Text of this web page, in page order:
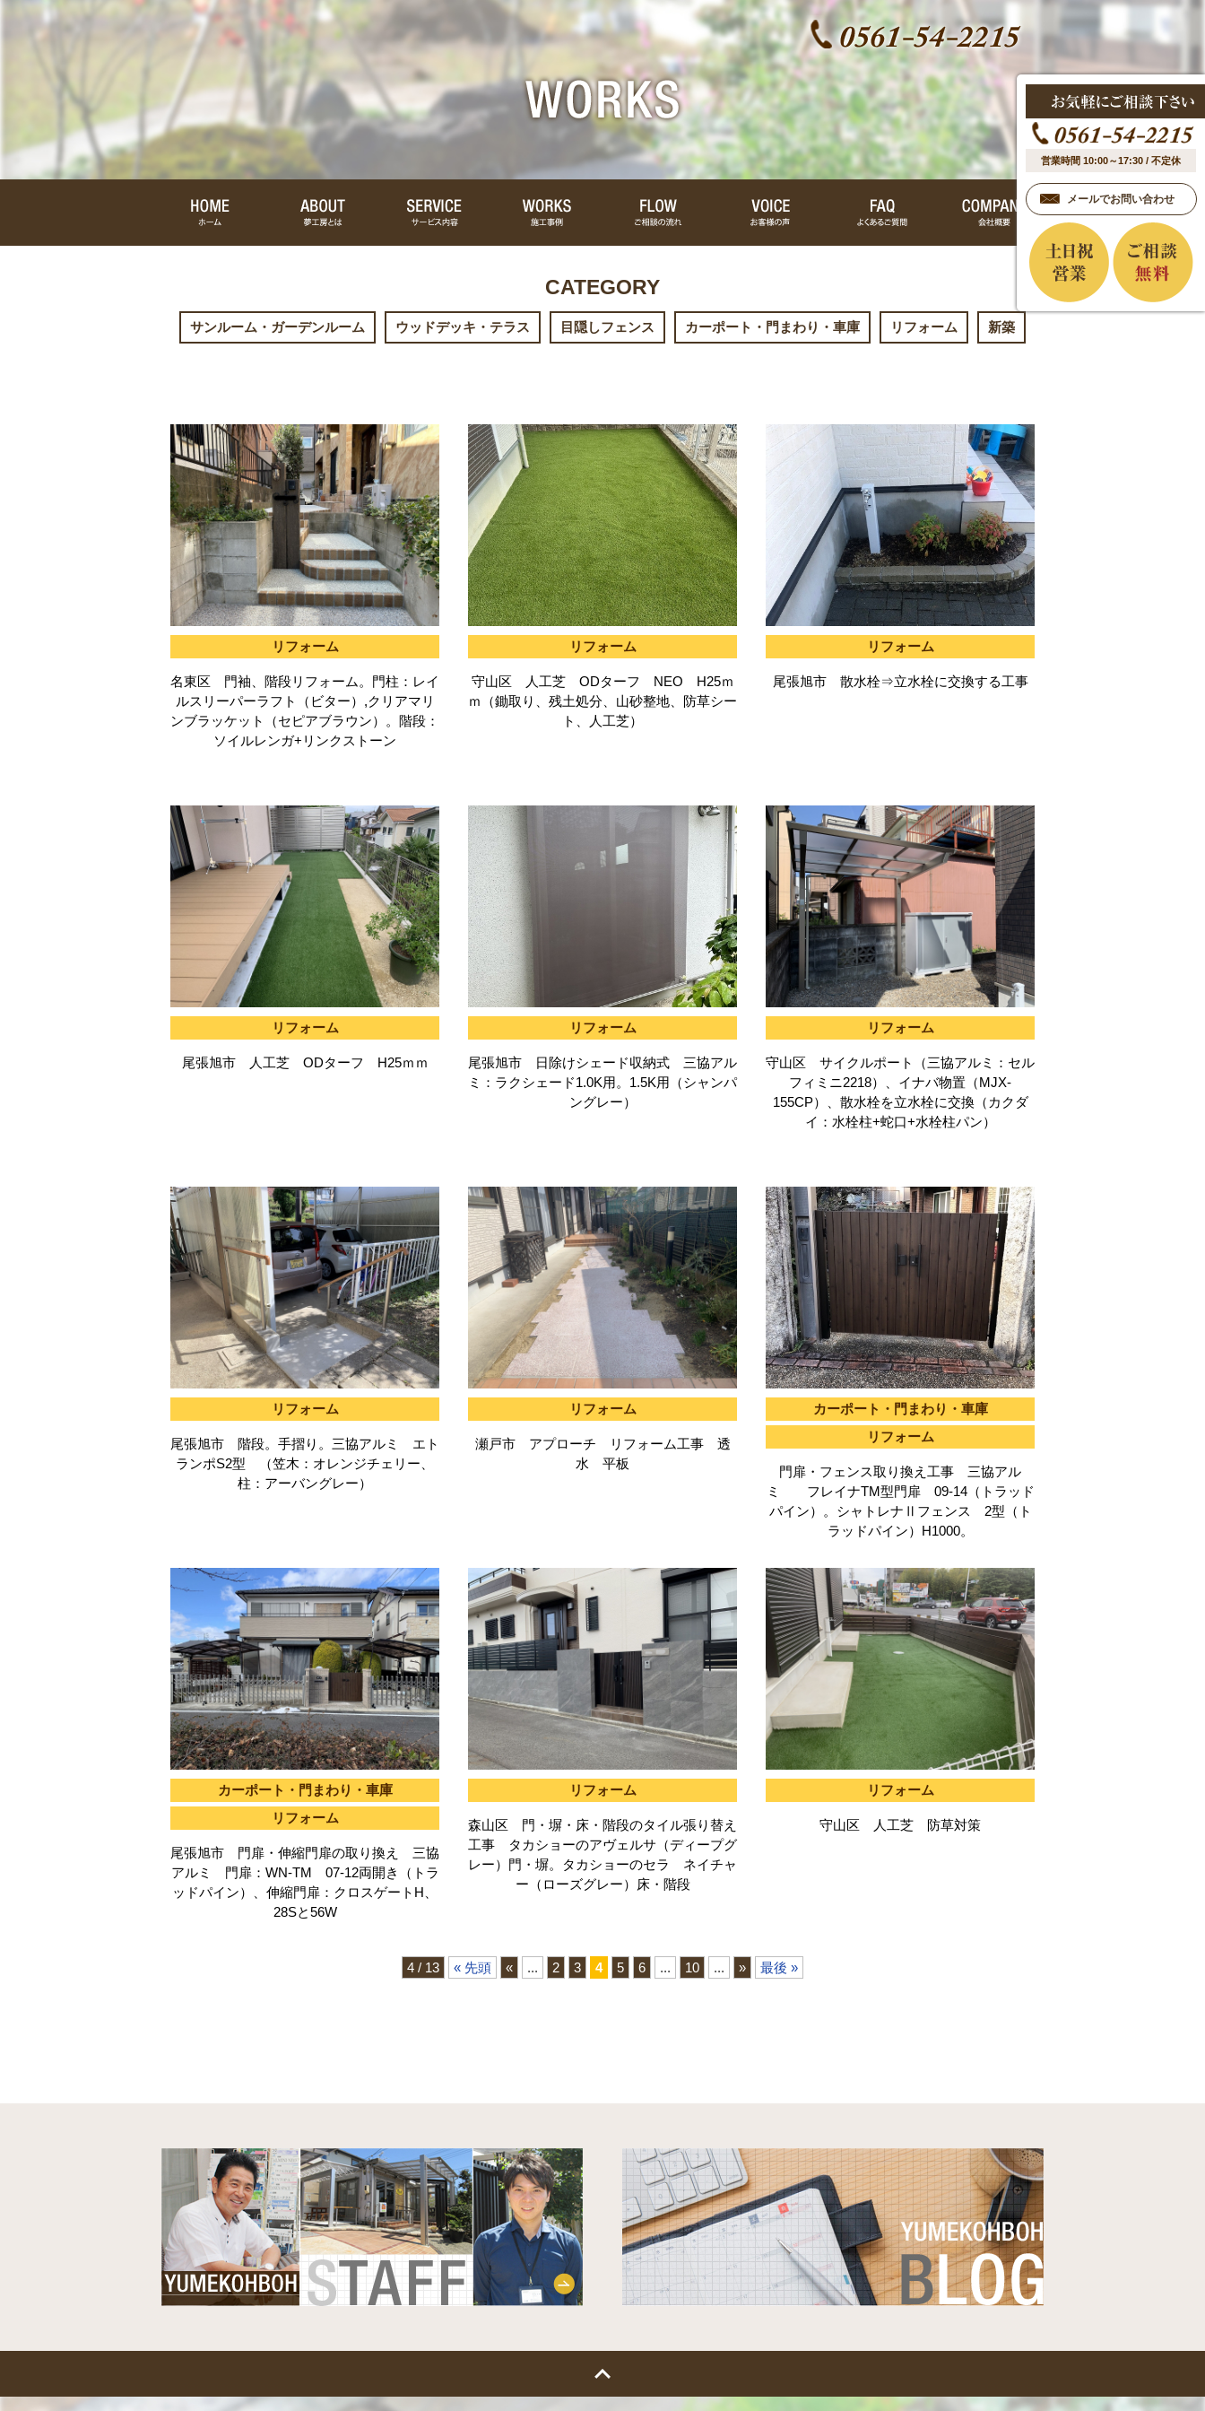
CATEGORY
サンルーム・ガーデンルーム ウッドデッキ・テラス 目隠しフェンス カーポート・門まわり・車庫 リフォーム 新築
リフォーム
名東区 門袖、階段リフォーム。門柱：レイ
ルスリーパーラフト（ビター）,クリアマリ
ンブラッケット（セピアブラウン）。階段：
ソイルレンガ+リンクストーン
リフォーム
守山区 人工芝 ODターフ NEO H25ｍ
ｍ（鋤取り、残土処分、山砂整地、防草シー
ト、人工芝）
リフォーム
尾張旭市 散水栓⇒立水栓に交換する工事
リフォーム
尾張旭市 人工芝 ODターフ H25ｍｍ
リフォーム
尾張旭市 日除けシェード収納式 三協アル
ミ：ラクシェード1.0K用。1.5K用（シャンパ
ングレー）
リフォーム
守山区 サイクルポート（三協アルミ：セル
フィミニ2218）、イナバ物置（MJX-
155CP）、散水栓を立水栓に交換（カクダ
イ：水栓柱+蛇口+水栓柱パン）
リフォーム
尾張旭市 階段。手摺り。三協アルミ エト
ランポS2型 （笠木：オレンジチェリー、
柱：アーバングレー）
リフォーム
瀬戸市 アプローチ リフォーム工事 透
水 平板
カーポート・門まわり・車庫
リフォーム
門扉・フェンス取り換え工事 三協アル
ミ フレイナTM型門扉 09-14（トラッド
パイン）。シャトレナⅡフェンス 2型（ト
ラッドパイン）H1000。
カーポート・門まわり・車庫
リフォーム
尾張旭市 門扉・伸縮門扉の取り換え 三協
アルミ 門扉：WN-TM 07-12両開き（トラ
ッドパイン）、伸縮門扉：クロスゲートH、
28Sと56W
リフォーム
森山区 門・塀・床・階段のタイル張り替え
工事 タカショーのアヴェルサ（ディープグ
レー）門・塀。タカショーのセラ ネイチャ
ー（ローズグレー）床・階段
リフォーム
守山区 人工芝 防草対策
4 / 13 « 先頭 « ... 2 3 4 5 6 ... 10 ... » 最後 »
営業時間 10:00～17:30 / 不定休
メールでお問い合わせ